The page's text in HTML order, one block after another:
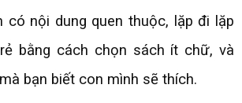
có nội dung quen thuộc, lặp đi lặp
bằng cách chọn sách ít chữ, và
bạn biết con mình sẽ thích.